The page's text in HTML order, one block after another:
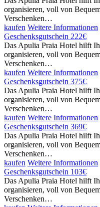
organisieren, voll von
Verschenken…
kaufen Weitere Informationen
Geschenksgutschein 222€
Das Apulia Praia Hotel hilft
organisieren, voll von
Verschenken…
kaufen Weitere Informationen
Geschenksgutschein 375€
Das Apulia Praia Hotel hilft
organisieren, voll von
Verschenken…
kaufen Weitere Informationen
Geschenksgutschein 369€
Das Apulia Praia Hotel hilft
organisieren, voll von
Verschenken…
kaufen Weitere Informationen
Geschenksgutschein 103€
Das Apulia Praia Hotel hilft
organisieren, voll von
Verschenken…